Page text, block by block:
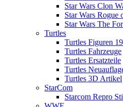
Star Wars Clon
Star Wars Rogue
Star Wars The
Turtles
Turtles Figuren
Turtles Fahrzeuge
Turtles Ersatzteile
Turtles
Turtles 3D Artikel
StarCom
Starcom Repro